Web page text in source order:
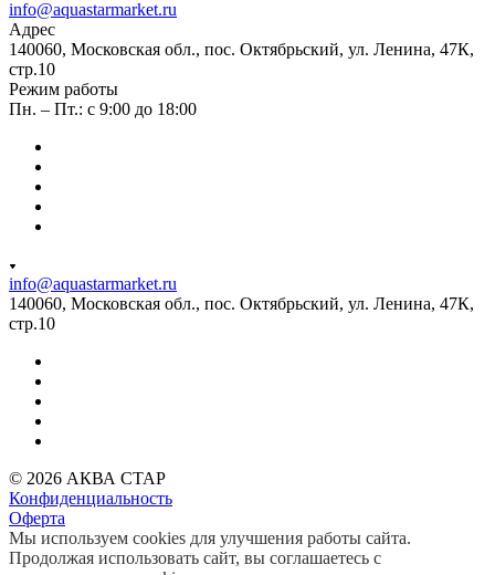
info@aquastarmarket.ru
Адрес
140060, Московская обл., пос. Октябрьский, ул. Ленина, 47К,
стр.10
Режим работы
Пн. – Пт.: с 9:00 до 18:00
info@aquastarmarket.ru
140060, Московская обл., пос. Октябрьский, ул. Ленина, 47К,
стр.10
© 2026 АКВА СТАР
Конфиденциальность
Оферта
Мы используем cookies для улучшения работы сайта.
Продолжая использовать сайт, вы соглашаетесь с